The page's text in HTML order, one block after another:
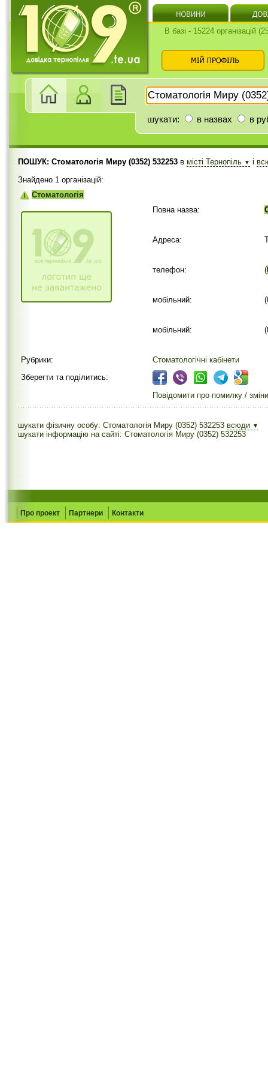
В базі - 15224 організацій
шукати: в назвах в
ПОШУК: Стоматологія Миру (0352) 532253 в місті Тернопіль ▼ і
Знайдено 1 організацій:
Стоматологія
Повна назва:
Адреса:
телефон: (
мобільний:
мобільний:
Рубрики:
Стоматологічні кабінети
Зберегти та поділитись:
Повідомити про помилку / зміни
шукати фізичну особу: Стоматологія Миру (0352) 532253 всюди ▼
шукати інформацію на сайті: Стоматологія Миру (0352) 532253
Про проект Партнери Контакти